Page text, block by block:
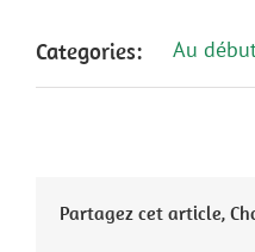
Categories: Au
Partagez cet article,